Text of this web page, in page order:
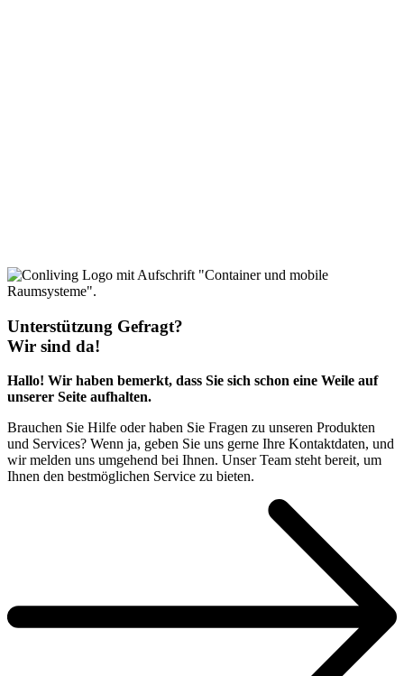
Unterstützung Gefragt?
Wir sind da!
Hallo! Wir haben bemerkt, dass Sie sich schon eine Weile auf
unserer Seite aufhalten.
Brauchen Sie Hilfe oder haben Sie Fragen zu unseren Produkten
und Services? Wenn ja, geben Sie uns gerne Ihre Kontaktdaten, und
wir melden uns umgehend bei Ihnen. Unser Team steht bereit, um
Ihnen den bestmöglichen Service zu bieten.